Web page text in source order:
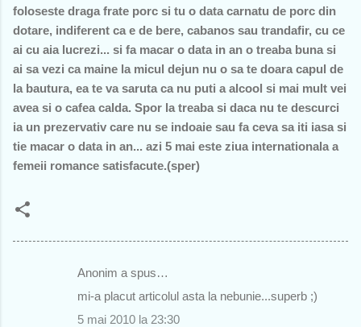
foloseste draga frate porc si tu o data carnatu de porc din
dotare, indiferent ca e de bere, cabanos sau trandafir, cu ce
ai cu aia lucrezi... si fa macar o data in an o treaba buna si
ai sa vezi ca maine la micul dejun nu o sa te doara capul de
la bautura, ea te va saruta ca nu puti a alcool si mai mult vei
avea si o cafea calda. Spor la treaba si daca nu te descurci
ia un prezervativ care nu se indoaie sau fa ceva sa iti iasa si
tie macar o data in an... azi 5 mai este ziua internationala a
femeii romance satisfacute.(sper)
Anonim a spus…
mi-a placut articolul asta la nebunie...superb ;)
5 mai 2010 la 23:30